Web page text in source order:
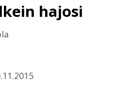
hajosi